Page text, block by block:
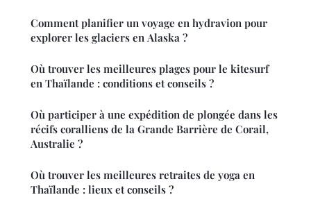
Comment planifier un voyage en hydravion pour
explorer les glaciers en Alaska ?
Où trouver les meilleures plages pour le kitesurf
en Thaïlande : conditions et conseils ?
Où participer à une expédition de plongée dans les
récifs coralliens de la Grande Barrière de Corail,
Australie ?
Où trouver les meilleures retraites de yoga en
Thaïlande : lieux et conseils ?